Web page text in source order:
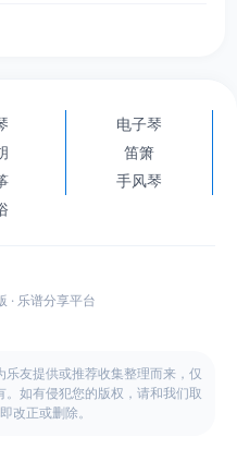
电子琴
笛箫
手风琴
· 乐谱分享平台
友提供或推荐收集整理而来，仅
如有侵犯您的版权，请和我们取
改正或删除。